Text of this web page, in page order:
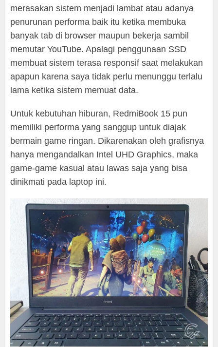
merasakan sistem menjadi lambat atau adanya
penurunan performa baik itu ketika membuka
banyak tab di browser maupun bekerja sambil
memutar YouTube. Apalagi penggunaan SSD
membuat sistem terasa responsif saat melakukan
apapun karena saya tidak perlu menunggu terlalu
lama ketika sistem memuat data.
Untuk kebutuhan hiburan, RedmiBook 15 pun
memiliki performa yang sanggup untuk diajak
bermain game ringan. Dikarenakan oleh grafisnya
hanya mengandalkan Intel UHD Graphics, maka
game-game kasual atau lawas saja yang bisa
dinikmati pada laptop ini.